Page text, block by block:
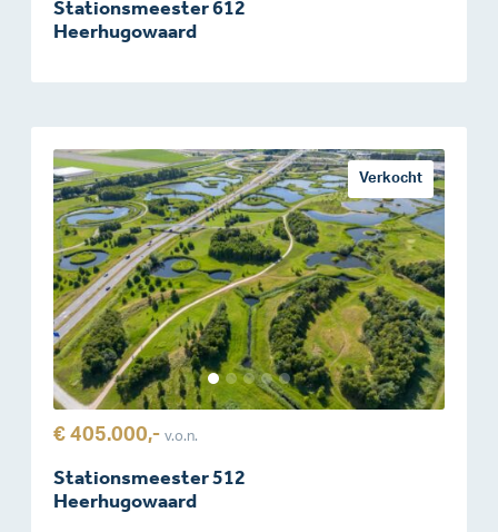
Stationsmeester 612
Heerhugowaard
Verkocht
€ 405.000,- v.o.n.
Stationsmeester 512
Heerhugowaard